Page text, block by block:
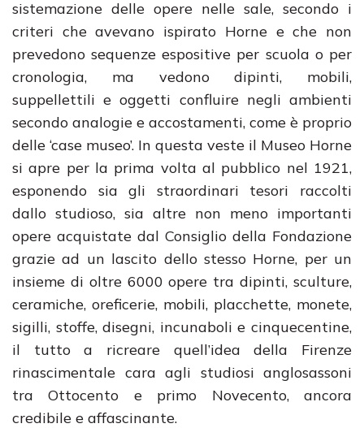
sistemazione delle opere nelle sale, secondo i
criteri che avevano ispirato Horne e che non
prevedono sequenze espositive per scuola o per
cronologia, ma vedono dipinti, mobili,
suppellettili e oggetti confluire negli ambienti
secondo analogie e accostamenti, come è proprio
delle ‘case museo’. In questa veste il Museo Horne
si apre per la prima volta al pubblico nel 1921,
esponendo sia gli straordinari tesori raccolti
dallo studioso, sia altre non meno importanti
opere acquistate dal Consiglio della Fondazione
grazie ad un lascito dello stesso Horne, per un
insieme di oltre 6000 opere tra dipinti, sculture,
ceramiche, oreficerie, mobili, placchette, monete,
sigilli, stoffe, disegni, incunaboli e cinquecentine,
il tutto a ricreare quell’idea della Firenze
rinascimentale cara agli studiosi anglosassoni
tra Ottocento e primo Novecento, ancora
credibile e affascinante.